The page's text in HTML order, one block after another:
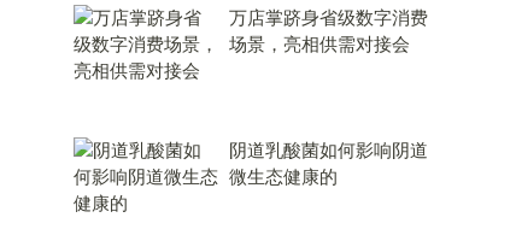
万店掌跻身省级数字消费
场景，亮相供需对接会
​阴道乳酸菌如何影响阴道
微生态健康的